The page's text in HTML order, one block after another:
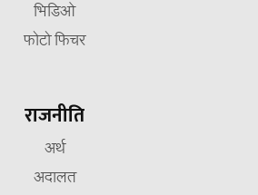
भिडिओ
फोटो फिचर
राजनीति
अर्थ
अदालत